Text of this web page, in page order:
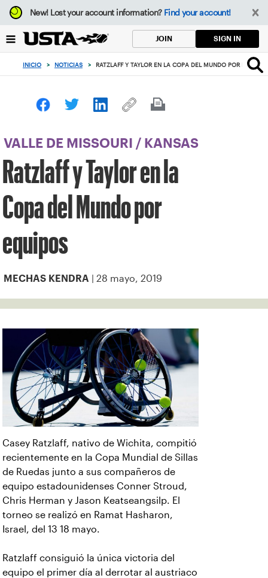
Enfoque
desde
botón
volver
principio
New!Lost your account information? Find your account!
JOIN SIGN IN
INICIO > NOTICIAS > RATZLAFF Y TAYLOR EN LA COPA DEL MUNDO POR
VALLE DE MISSOURI / KANSAS
Ratzlaff y Taylor en la
Copa del Mundo por
equipos
MECHAS KENDRA | 28 mayo, 2019
Casey Ratzlaff, nativo de Wichita, compitió
recientemente en la Copa Mundial de Sillas
de Ruedas junto a sus compañeros de
equipo estadounidenses Conner Stroud,
Chris Herman y Jason Keatseangsilp. El
torneo se realizó en Ramat Hasharon,
Israel, del 13 18 mayo.
Ratzlaff consiguió la única victoria del
equipo el primer día al derrotar al austriaco